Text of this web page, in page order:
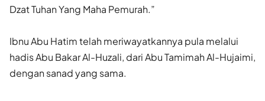
Dzat Tuhan Yang Maha Pemurah.”
Ibnu Abu Hatim telah meriwayatkannya pula melalui
hadis Abu Bakar Al-Huzali, dari Abu Tamimah Al-Hujaimi,
dengan sanad yang sama.